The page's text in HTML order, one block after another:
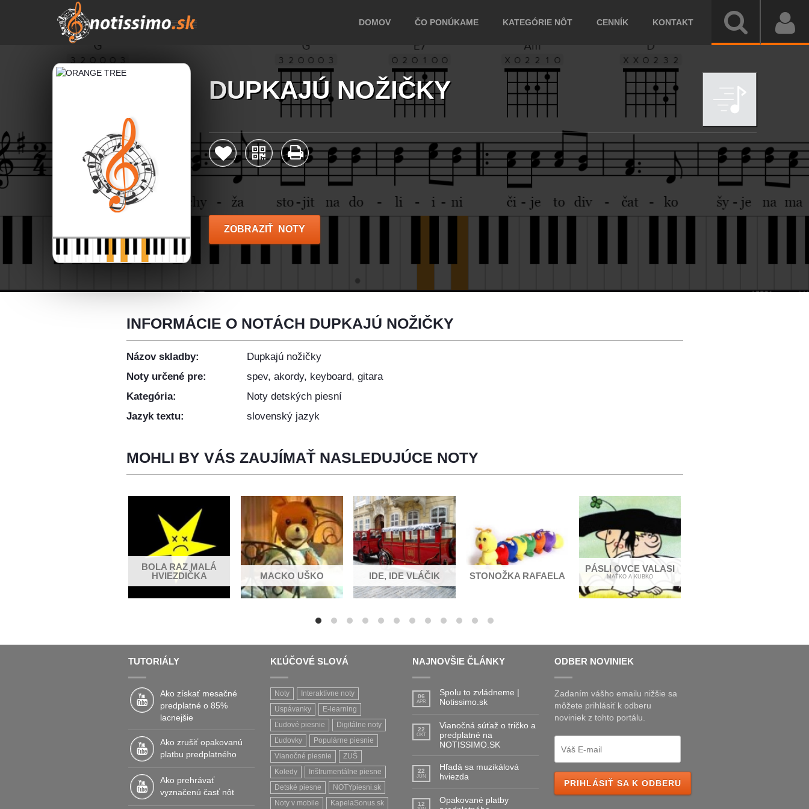
DOMOV ČO PONÚKAME KATEGÓRIE NÔT CENNÍK KONTAKT
DUPKAJÚ NOŽIČKY
ZOBRAZIŤ NOTY
INFORMÁCIE O NOTÁCH DUPKAJÚ NOŽIČKY
Názov skladby:
Dupkajú nožičky
Noty určené pre:
spev, akordy, keyboard, gitara
Kategória:
Noty detských piesní
Jazyk textu:
slovenský jazyk
MOHLI BY VÁS ZAUJÍMAŤ NASLEDUJÚCE NOTY
BOLA RAZ MALÁ
HVIEZDIČKA
MACKO UŠKO IDE, IDE VLÁČIK STONOŽKA RAFAELA
PÁSLI OVCE VALASI
MAŤKO A KUBKO
TUTORIÁLY
Ako získať mesačné
predplatné o 85%
lacnejšie
Ako zrušiť opakovanú
platbu predplatného
Ako prehrávať
vyznačenú časť nôt
KĽÚČOVÉ SLOVÁ
Noty
Interaktívne noty
Uspávanky
E-learning
Ľudové piesnie
Digitálne noty
Ľudovky
Populárne piesnie
Vianočné piesnie
ZUŠ
Koledy
Inštrumentálne piesne
Detské piesne
NOTYpiesni.sk
Noty v mobile
KapelaSonus.sk
NAJNOVŠIE ČLÁNKY
06
APR
Spolu to zvládneme |
Notissimo.sk
22
OKT
Vianočná súťaž o tričko a
predplatné na
NOTISSIMO.SK
22
JÚN
Hľadá sa muzikálová
hviezda
12
Opakované platby
ODBER NOVINIEK
Zadaním vášho emailu nižšie sa
môžete prihlásiť k odberu
noviniek z tohto portálu.
PRIHLÁSIŤ SA K ODBERU